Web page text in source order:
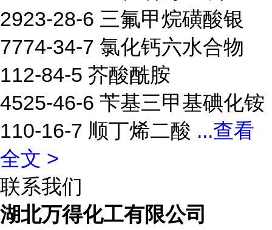
2923-28-6 三氟甲烷磺酸银
7774-34-7 氯化钙六水合物
112-84-5 芥酸酰胺
4525-46-6 苄基三甲基碘化铵
110-16-7 顺丁烯二酸 ...查看
全文 >
联系我们
湖北万得化工有限公司